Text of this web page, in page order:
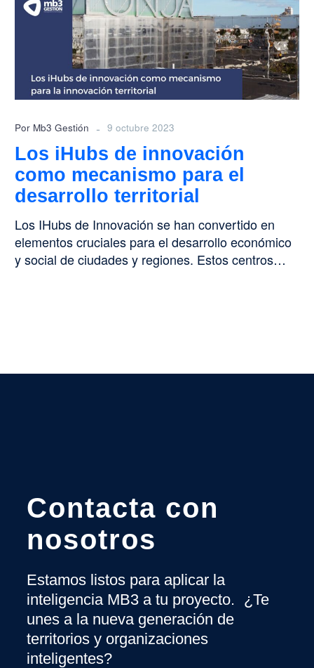
como
mecanismo
para el
desarrollo territorial
Por Mb3 Gestión - 9 octubre 2023
Los iHubs de innovación
como mecanismo para el
desarrollo territorial
Los IHubs de Innovación se han convertido en
elementos cruciales para el desarrollo económico
y social de ciudades y regiones. Estos centros…
Contacta con
nosotros
Estamos listos para aplicar la
inteligencia MB3 a tu proyecto. ¿Te
unes a la nueva generación de
territorios y organizaciones
inteligentes?